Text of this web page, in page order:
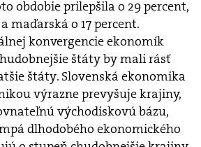
obdobie prilepšila o 29 percent,
maďarská o 17 percent.
konvergencie ekonomík
štáty by mali rásť
štáty. Slovenská ekonomika
výrazne prevyšuje krajiny,
východiskovú bázu,
dlhodobého ekonomického